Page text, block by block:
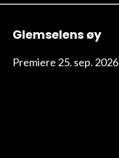
Glemselens øy
Premiere 25. sep. 2026